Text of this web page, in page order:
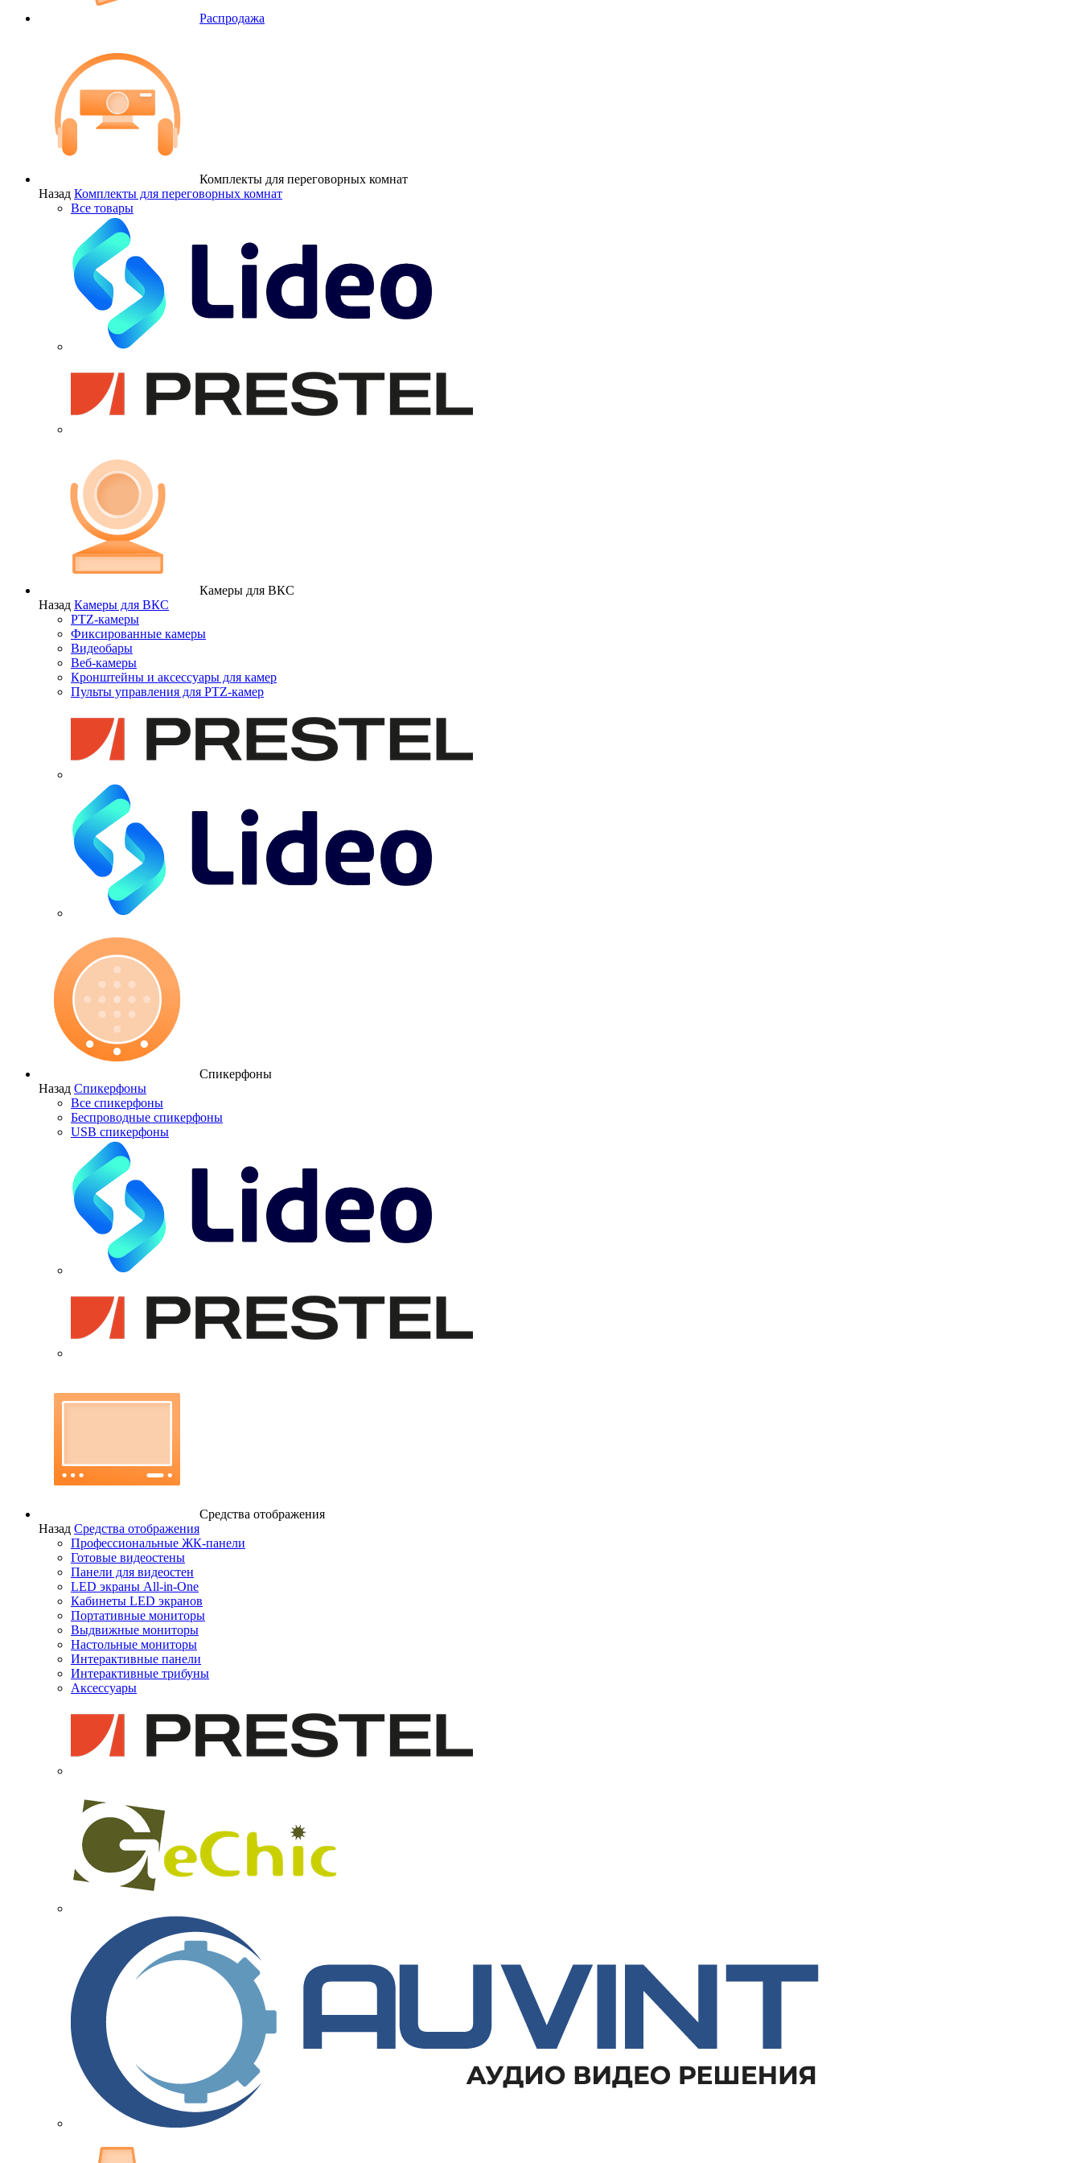
Распродажа
Комплекты для переговорных комнат
Назад Комплекты для переговорных комнат
Все товары
Камеры для ВКС
Назад Камеры для ВКС
PTZ-камеры
Фиксированные камеры
Видеобары
Веб-камеры
Кронштейны и аксессуары для камер
Пульты управления для PTZ-камер
Спикерфоны
Назад Спикерфоны
Все спикерфоны
Беспроводные спикерфоны
USB спикерфоны
Средства отображения
Назад Средства отображения
Профессиональные ЖК-панели
Готовые видеостены
Панели для видеостен
LED экраны All-in-One
Кабинеты LED экранов
Портативные мониторы
Выдвижные мониторы
Настольные мониторы
Интерактивные панели
Интерактивные трибуны
Аксессуары